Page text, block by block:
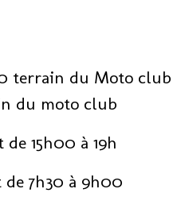
terrain du Moto club
du moto club
15h00 à 19h
7h30 à 9h00